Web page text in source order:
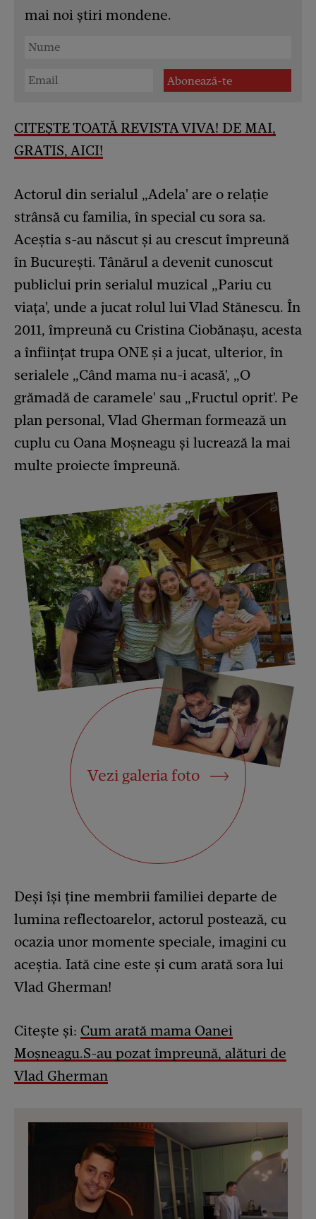
mai noi știri mondene.
CITEȘTE TOATĂ REVISTA VIVA! DE MAI,
GRATIS, AICI!
Actorul din serialul „Adela' are o relație
strânsă cu familia, în special cu sora sa.
Aceștia s-au născut și au crescut împreună
în București. Tânărul a devenit cunoscut
publiclui prin serialul muzical „Pariu cu
viața', unde a jucat rolul lui Vlad Stănescu. În
2011, împreună cu Cristina Ciobănașu, acesta
a înființat trupa ONE și a jucat, ulterior, în
serialele „Când mama nu-i acasă', „O
grămadă de caramele' sau „Fructul oprit'. Pe
plan personal, Vlad Gherman formează un
cuplu cu Oana Moșneagu și lucrează la mai
multe proiecte împreună.
Vezi galeria foto
Deși își ține membrii familiei departe de
lumina reflectoarelor, actorul postează, cu
ocazia unor momente speciale, imagini cu
aceștia. Iată cine este și cum arată sora lui
Vlad Gherman!
Citește și: Cum arată mama Oanei
Moșneagu.S-au pozat împreună, alături de
Vlad Gherman